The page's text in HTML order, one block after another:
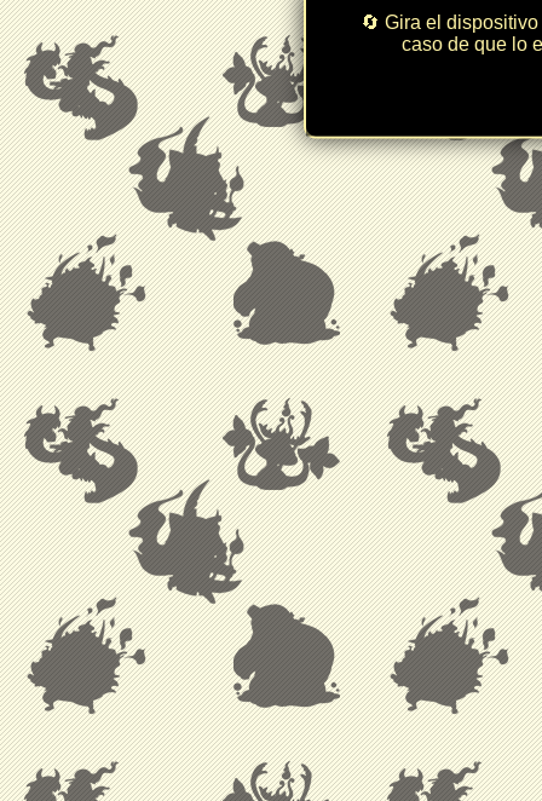
🔄 Gira el
caso de que lo